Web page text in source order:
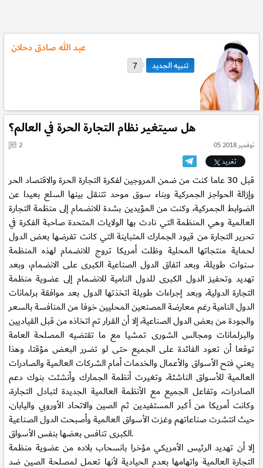
عبد الله صادق دحلان
7
هل سيتغير نظام التجارة الحرة في العالم؟
05 نوفمبر 2018
2
تغريد
قبل 30 عاما كنت من ضمن المروجين لفكرة التجارة الحرة والاقتصاد الحر
وإزالة الحواجز الجمركية وبناء سوق موحد تتنقل بينها السلع بعيدا عن
الضوابط الجمركية، وكنت من المؤيدين بشدة للانضمام إلى منظمة التجارة
العالمية وهي المنظمة التي نادت بها الولايات المتحدة صاحبة الفكرة في
تحرير التجارة من قيود الجمارك المتباينة التي كانت تفرضها بعض الدول
لحماية منتجاتها المحلية وظلت أمريكا تروج للانضمام لهذه المنظمة
سنوات طويلة، وبعد اتفاق الدول الصناعية الكبرى على الانضمام، وبعد
تهديد وتحفيز الدول الكبرى للدول النامية للانضمام إلى عضوية منظمة
التجارة الدولية، وبعد إجراءات طويلة اتخذتها الدول بعد موافقة برلمانات
الدول النامية رغم معارضة المصنعين المحليين خوفا من المنافسة بالسعر
والجودة من بعض الدول الصناعية، إلا أن القرار تم اتخاذه من قبل القياديين
والبرلمانات ومجالس الشورى تمشيا مع ما تقتضيه المصلحة العامة
توقعا أن تعود الفائدة على الجميع حتى لو تضرر البعض مؤقتا، وهذا
يعني فتح الأسواق والأعمال والخدمات أمام الشركات العالمية والصادرات
العالمية للأسواق الناشئة، وتغيرت أنظمة الجمارك وأنشئت بنوك دعم
الصادرات، وتفاعل الجميع مع الأنظمة العالمية الجديدة لتبادل التجارة،
وكانت أمريكا من أكبر المستفيدين ثم الصين والاتحاد الأوروبي واليابان،
حيث انتشرت صناعاتهم وغزت الأسواق العالمية وأصبحت الدول الصناعية
الكبرى تنافس بعضها بنفس الأسواق.
إلا أن تهديد الرئيس الأمريكي مؤخرا بانسحاب بلاده من عضوية منظمة
التجارة العالمية واتهامها بعدم الحيادية لأنها تعمل لمصلحة الصين ضد